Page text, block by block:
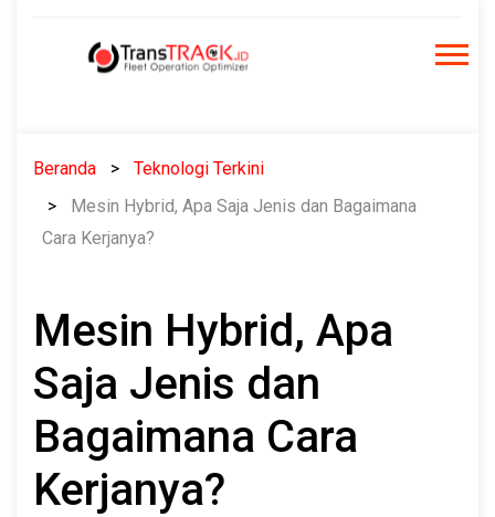
Beranda
Teknologi Terkini
Mesin Hybrid, Apa Saja Jenis dan Bagaimana
Cara Kerjanya?
Mesin Hybrid, Apa
Saja Jenis dan
Bagaimana Cara
Kerjanya?